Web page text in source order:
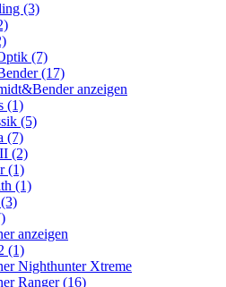
(3)
(7)
(17)
anzeigen
(1)
(5)
(7)
(2)
(1)
(1)
anzeigen
(1)
Nighthunter Xtreme
Ranger (16)